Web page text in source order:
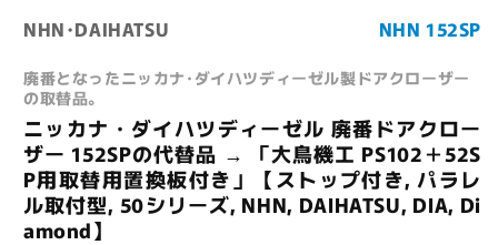
NHN･DAIHATSU NHN 152SP
廃番となったニッカナ･ダイハツディーゼル製ドアクローザー
の取替品。
ニッカナ・ダイハツディーゼル 廃番ドアクロー
ザー 152SPの代替品 → 「大鳥機工 PS102＋52S
P用取替用置換板付き」【ストップ付き, パラレ
ル取付型, 50シリーズ, NHN, DAIHATSU, DIA, Di
amond】